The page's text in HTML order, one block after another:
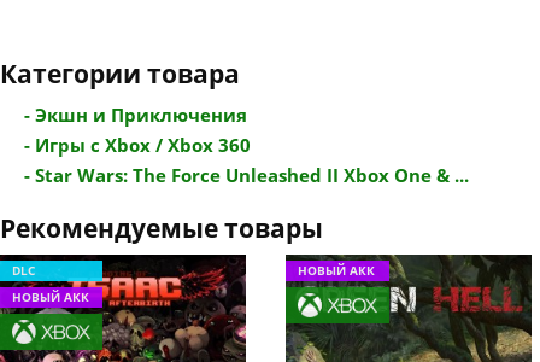
Категории товара
- Экшн и Приключения
- Игры с Xbox / Xbox 360
- Star Wars: The Force Unleashed II Xbox One & ...
Рекомендуемые товары
DLC
НОВЫЙ АКК
НОВЫЙ АКК